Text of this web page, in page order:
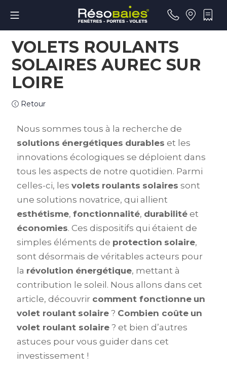
VOLETS ROULANTS
SOLAIRES AUREC SUR
LOIRE
Retour
Nous sommes tous à la recherche de
solutions énergétiques durables et les
innovations écologiques se déploient dans
tous les aspects de notre quotidien. Parmi
celles-ci, les volets roulants solaires sont
une solutions novatrice, qui allient
esthétisme, fonctionnalité, durabilité et
économies. Ces dispositifs qui étaient de
simples éléments de protection solaire,
sont désormais de véritables acteurs pour
la révolution énergétique, mettant à
contribution le soleil. Nous allons dans cet
article, découvrir comment fonctionne un
volet roulant solaire ? Combien coûte un
volet roulant solaire ? et bien d’autres
astuces pour vous guider dans cet
investissement !